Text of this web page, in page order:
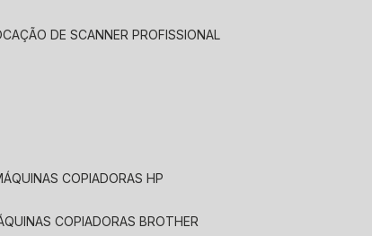
DE SCANNER PROFISSIONAL
MÁQUINAS COPIADORAS HP
COPIADORAS BROTHER